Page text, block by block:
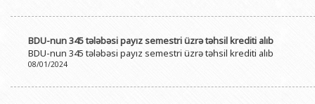
BDU-nun 345 tələbəsi payız semestri üzrə təhsil krediti alıb
BDU-nun 345 tələbəsi payız semestri üzrə təhsil krediti alıb
08/01/2024